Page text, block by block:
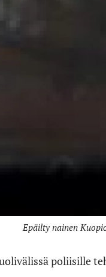
Epäilty nainen
poliisille